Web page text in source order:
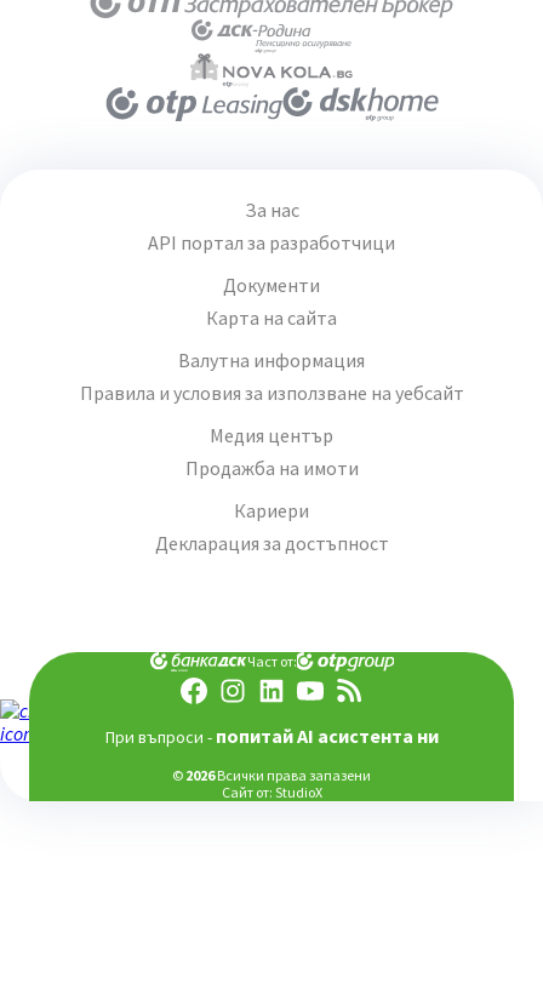
За нас
API портал за разработчици
Документи
Карта на сайта
Валутна информация
Правила и условия за използване на уебсайт
Медия център
Продажба на имоти
Кариери
Декларация за достъпност
Част от:
При въпроси - попитай AI асистента ни
© 2026Всички права запазени
Сайт от: StudioX